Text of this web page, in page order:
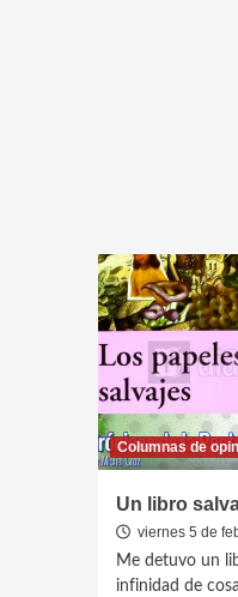
Columnas de
Un libro
viernes 5 de
Me detuvo un
infinidad de